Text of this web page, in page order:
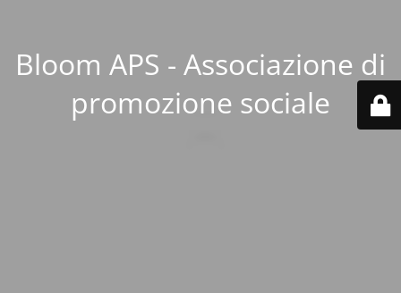
Bloom APS - Associazione di
promozione sociale